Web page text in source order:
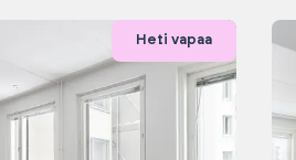
Heti vapaa